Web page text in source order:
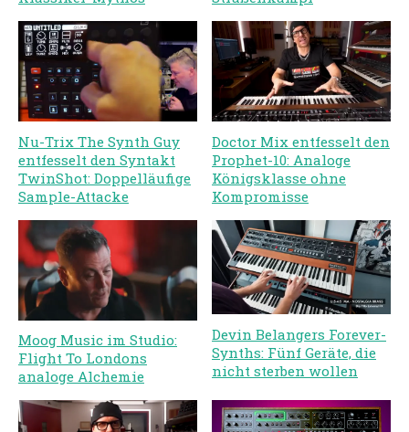
Nu-Trix The Synth Guy
entfesselt den Syntakt
TwinShot: Doppelläufige
Sample-Attacke
Doctor Mix entfesselt den
Prophet-10: Analoge
Königsklasse ohne
Kompromisse
Moog Music im Studio:
Flight To Londons
analoge Alchemie
Devin Belangers Forever-
Synths: Fünf Geräte, die
nicht sterben wollen